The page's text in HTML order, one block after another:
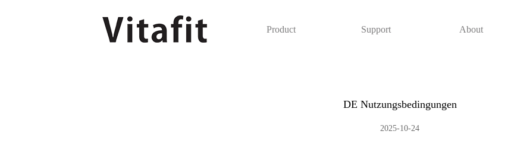
Product Support About
DE Nutzungsbedingungen
2025-10-24